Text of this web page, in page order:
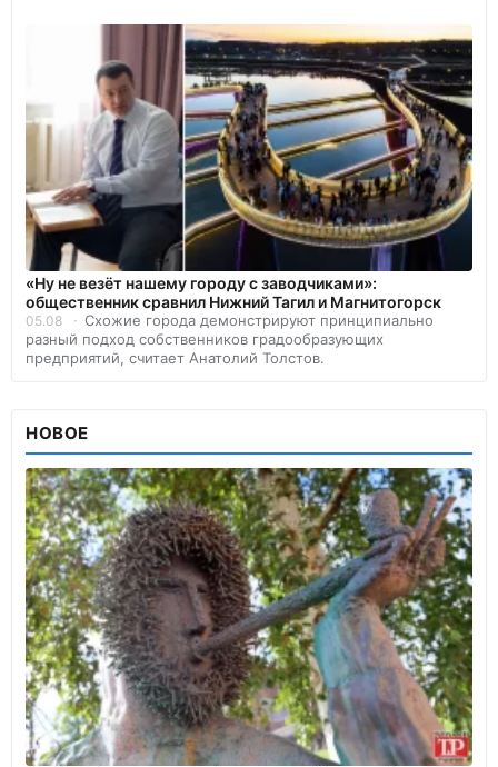
«Ну не везёт нашему городу с заводчиками»:
общественник сравнил Нижний Тагил и Магнитогорск
05.08
Схожие города демонстрируют принципиально
разный подход собственников градообразующих
предприятий, считает Анатолий Толстов.
НОВОЕ